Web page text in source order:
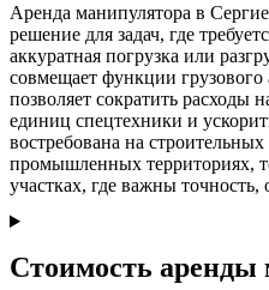
Аренда манипулятора в
решение для задач, где
аккуратная погрузка или
совмещает функции
позволяет сократить расходы
единиц спецтехники и
востребована на
промышленных территориях,
участках, где важны точность,
Стоимость аренды